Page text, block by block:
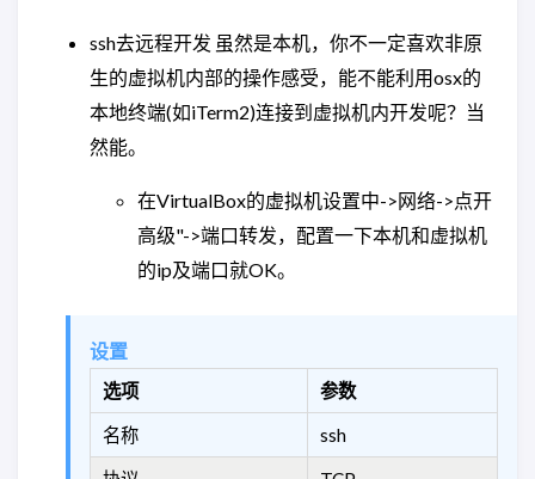
ssh去远程开发 虽然是本机，你不一定喜欢非原
生的虚拟机内部的操作感受，能不能利用osx的
本地终端(如iTerm2)连接到虚拟机内开发呢？当
然能。
在VirtualBox的虚拟机设置中->网络->点开
高级"->端口转发，配置一下本机和虚拟机
的ip及端口就OK。
设置
选项 参数
名称 ssh